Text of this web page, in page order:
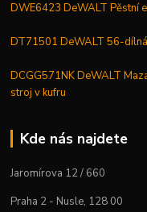
DWE6423 DeWALT Pěstní
DT71501 DeWALT 56-
DCGG571NK DeWALT
stroj v kufru
Kde nás najdete
Jaromírova 12 / 660
Praha 2 - Nusle, 128 00